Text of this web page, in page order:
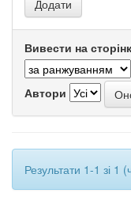
Вивести на
Автори
Результати 1-1 зі 1